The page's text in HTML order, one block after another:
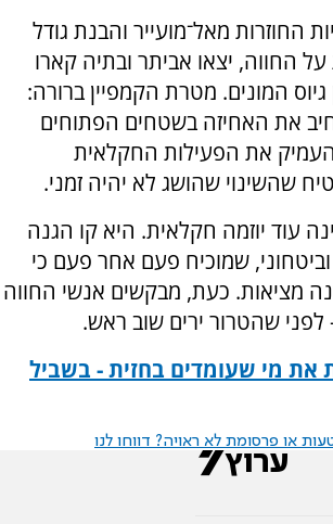
החוזרות מאל־מועייר והבנת גודל
החווה, יצאו אביתר ובתיה קארו
גיוס המונים. מטרת הקמפיין ברורה:
את האחיזה בשטחים הפתוחים
את הפעילות החקלאית
שהשינוי שהושג לא יהיה זמני.
עוד יוזמה חקלאית. היא קו הגנה
וביטחוני, שמוכיח פעם אחר פעם כי
מציאות. כעת, מבקשים אנשי החווה
שהטרור ירים שוב ראש.
את מי שעומדים בחזית - בשביל
או פרסומת לא ראויה? דווחו לנו